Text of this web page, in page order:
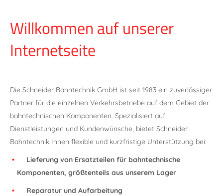
Willkommen auf unserer
Internetseite
Die Schneider Bahntechnik GmbH ist seit 1983 ein zuverlässiger
Partner für die einzelnen Verkehrsbetriebe auf dem Gebiet der
bahntechnischen Komponenten. Spezialisiert auf
Dienstleistungen und Kundenwünsche, bietet Schneider
Bahntechnik Ihnen flexible und kurzfristige Unterstützung bei:
Lieferung von Ersatzteilen für bahntechnische
Komponenten, größtenteils aus unserem Lager
Reparatur und Aufarbeitung